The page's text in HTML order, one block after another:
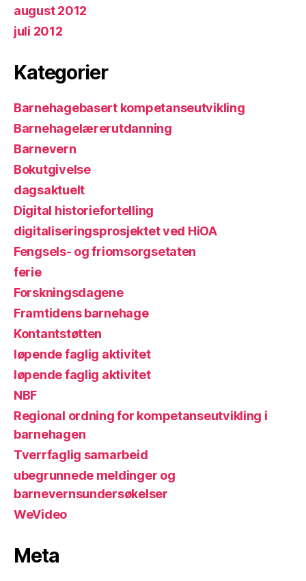
august 2012
juli 2012
Kategorier
Barnehagebasert kompetanseutvikling
Barnehagelærerutdanning
Barnevern
Bokutgivelse
dagsaktuelt
Digital historiefortelling
digitaliseringsprosjektet ved HiOA
Fengsels- og friomsorgsetaten
ferie
Forskningsdagene
Framtidens barnehage
Kontantstøtten
løpende faglig aktivitet
løpende faglig aktivitet
NBF
Regional ordning for kompetanseutvikling i
barnehagen
Tverrfaglig samarbeid
ubegrunnede meldinger og
barnevernsundersøkelser
WeVideo
Meta